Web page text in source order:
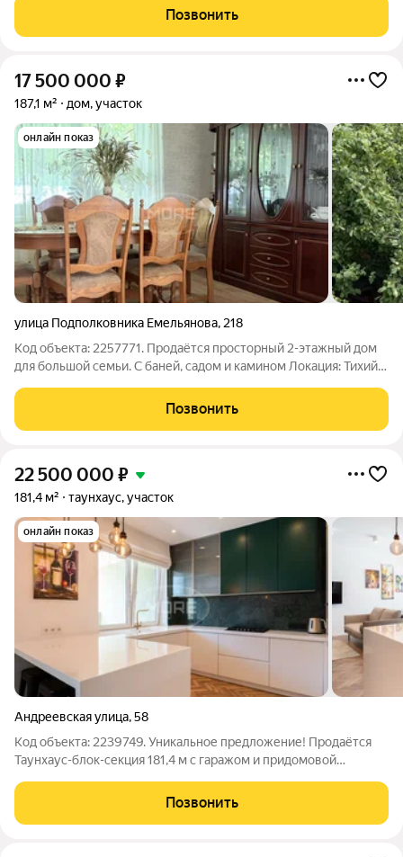
часть дома, с придомовой территорией, участком 17 соток и
хоз.постройками.
Позвонить
17 500 000 ₽
187,1 м² дом, участок
онлайн показ
улица Подполковника Емельянова, 218
Код объекта: 2257771. Продаётся просторный 2-этажный дом
для большой семьи. С баней, садом и камином Локация: Тихий
сад, магазины.
Позвонить
22 500 000 ₽
181,4 м² таунхаус, участок
онлайн показ
Андреевская улица,58
Код объекта: 2239749. Уникальное предложение! Продаётся
Таунхаус-блок-секция 181,4 м с гаражом и придомовой
Жилая площадь: 57 м (4 комнаты: 14, 17, 13 и 13 м). Кухня-
Позвонить